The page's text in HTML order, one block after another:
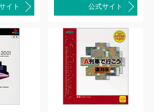
イト 公式サイト